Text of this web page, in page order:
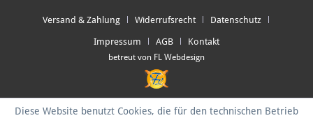
Versand & Zahlung Widerrufsrecht Datenschutz
Impressum AGB Kontakt
betreut von FL Webdesign
Diese Website benutzt Cookies, die für den technischen Betrieb